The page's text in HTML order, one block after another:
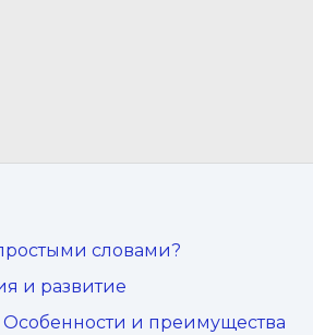
словами?
и развитие
Особенности и преимущества